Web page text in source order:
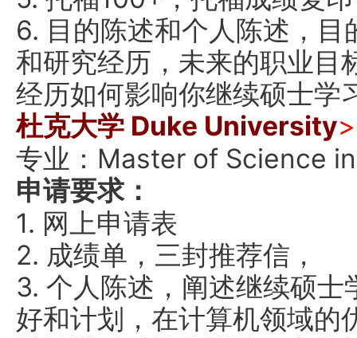
6. 目的陈述和个人陈述，
和研究经历，未来的职业目
经历如何影响你继续硕士学
杜克大学 Duke University
专业：Master of Science
申请要求：
1. 网上申请表
2. 成绩单，三封推荐信，
3. 个人陈述，阐述继续硕
好和计划，在计算机领域的